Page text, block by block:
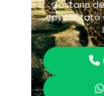
Gostaria
em contato